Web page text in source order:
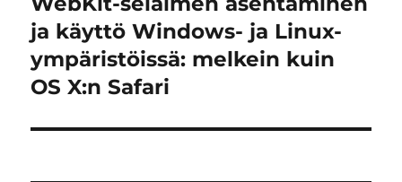
artikkeli:
ja käyttö Windows- ja Linux-
ympäristöissä: melkein kuin
OS X:n Safari